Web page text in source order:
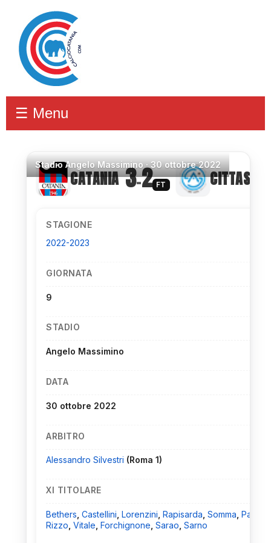
☰ Menu
StadioAngelo Massimino ·30 ottobre 2022
CATANIA 3–2 FT
STAGIONE
2022-2023
GIORNATA
9
STADIO
Angelo Massimino
DATA
30 ottobre 2022
ARBITRO
Alessandro Silvestri (Roma 1)
XI TITOLARE
Bethers Castellini Lorenzini Rapisarda Somma
Rizzo Vitale Forchignone Sarao Sarno